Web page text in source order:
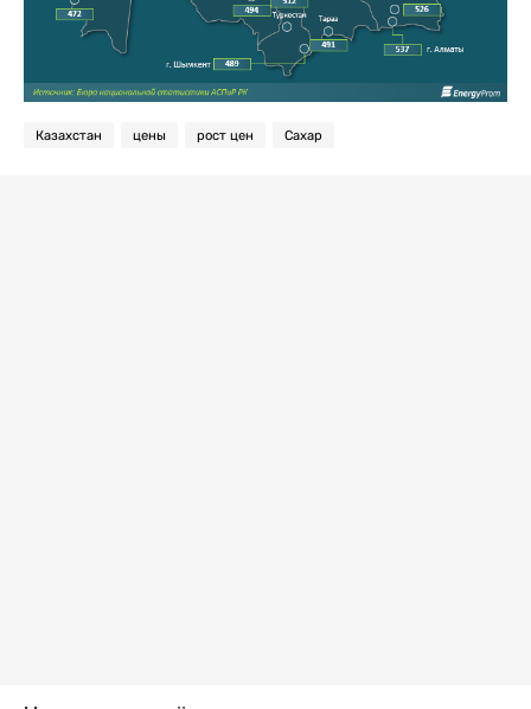
Казахстан цены рост цен Сахар